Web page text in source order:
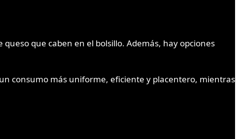
que caben en el bolsillo. Además, hay opciones
consumo más uniforme, eficiente y placentero, mientras